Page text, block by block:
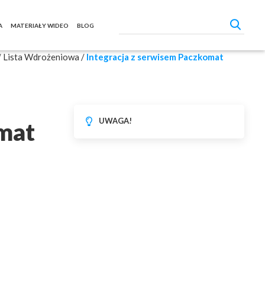
MATERIAŁY WIDEO BLOG
Lista Wdrożeniowa / Integracja z serwisem Paczkomat
UWAGA!